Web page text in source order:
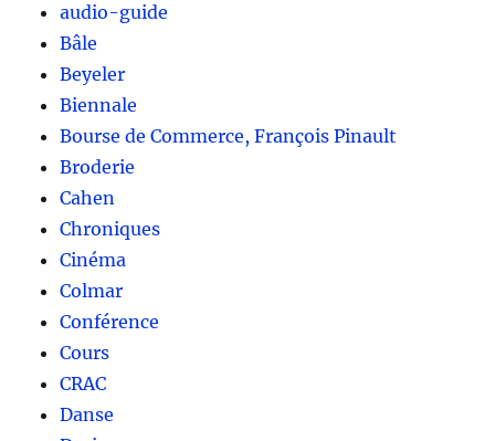
audio-guide
Bâle
Beyeler
Biennale
Bourse de Commerce, François Pinault
Broderie
Cahen
Chroniques
Cinéma
Colmar
Conférence
Cours
CRAC
Danse